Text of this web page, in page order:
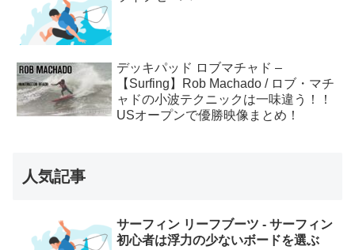
デッキパッド ロブマチャド –
【Surfing】Rob Machado / ロブ・マチ
ャドの小波テクニックは一味違う！！
USオープンで優勝映像まとめ！
人気記事
サーフィン リーフブーツ - サーフィン
初心者は浮力の少ないボードを選ぶ